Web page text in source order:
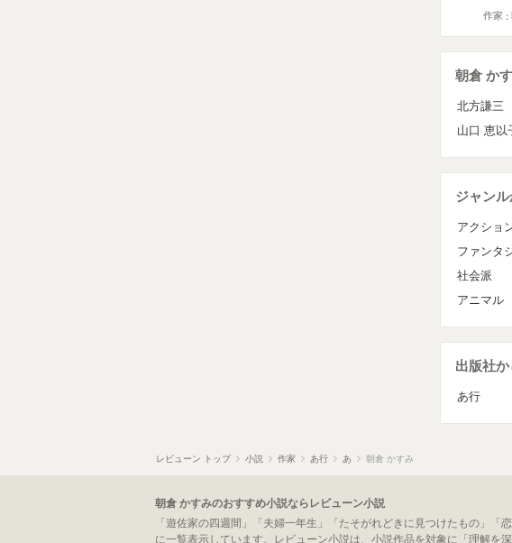
作家
朝倉 か
北方謙三
山口 恵以
ジャン
アクショ
ファンタ
社会派
アニマル
出版社
あ行
レビューン トップ 小説 作家 あ行 あ 朝倉 かすみ
朝倉 かすみのおすすめ小説ならレビューン小説
「遊佐家の四週間」「夫婦一年生」「たそがれどきに見つけたもの」
に一覧表示しています。レビューン小説は、小説作品を対象に「理解を